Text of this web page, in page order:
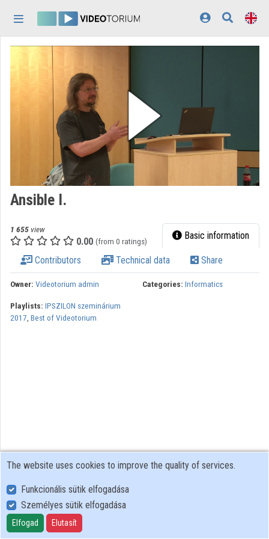
Log In
Discovery
Categories
Organizations
Contributors
Appearance:
Ansible I.
1 655 view
0.00 (from 0 ratings) Basic information
Contributors Technical data Share
Owner: Videotorium admin Categories: Informatics
Playlists: IPSZILON szeminárium
2017, Best of Videotorium
User Policy
Adatkezelési tájékoztató (en)
Cookie Policy
The website uses cookies to improve the quality of services.
Funkcionális sütik elfogadása
Személyes sütik elfogadása
Elfogad Elutasít